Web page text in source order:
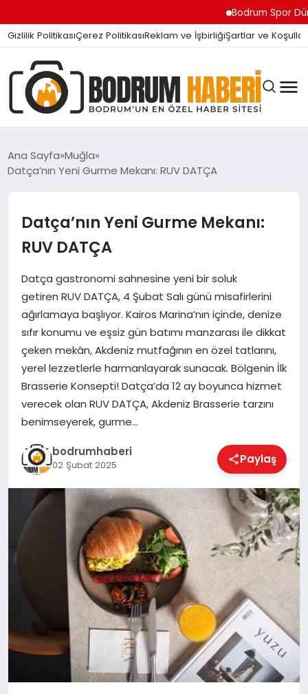
Bodrum Spor
Gizlilik PolitikasıÇerez PolitikasıReklam ve İşbirliğiŞartlar ve Koşullar
BODRUM BODRUM
SIYASET
MAGAZIN
KÖŞE YAZILARI
YAŞAM
SPOR
MUĞLA
Ana Sayfa Muğla
Datça’nın Yeni Gurme Mekanı: RUV DATÇA
Datça’nın Yeni Gurme Mekanı:
RUV DATÇA
Datça gastronomi sahnesine yeni bir soluk
getiren RUV DATÇA, 4 Şubat Salı günü misafirlerini
ağırlamaya başlıyor. Kairos Marina’nın içinde, denize
sıfır konumu ve eşsiz gün batımı manzarası ile dikkat
çeken mekân, Akdeniz mutfağının en özel tatlarını,
yerel lezzetlerle harmanlayarak sunacak. Bölgenin İlk
Brasserie Konsepti! Datça’da 12 ay boyunca hizmet
verecek olan RUV DATÇA, Akdeniz Brasserie tarzını
benimseyerek, gurme…
bodrumhaberi
02 Şubat 2025 Paylaş